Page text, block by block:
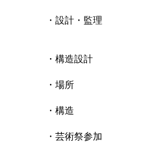
・設計・監理
・構造設計 レン
・場所 香川
・構造 RC
・芸術祭参加 第1